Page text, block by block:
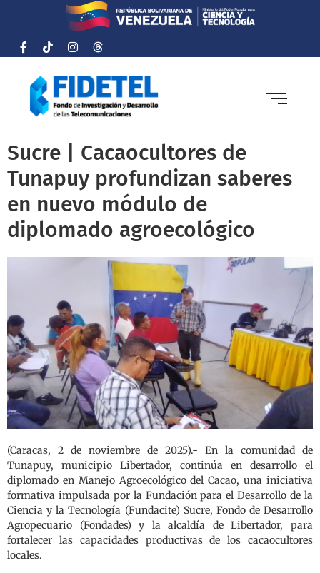
Sucre | Cacaocultores de
Tunapuy profundizan saberes
en nuevo módulo de
diplomado agroecológico
(Caracas, 2 de noviembre de 2025).- En la comunidad de
Tunapuy, municipio Libertador, continúa en desarrollo el
diplomado en Manejo Agroecológico del Cacao, una iniciativa
formativa impulsada por la Fundación para el Desarrollo de la
Ciencia y la Tecnología (Fundacite) Sucre, Fondo de Desarrollo
Agropecuario (Fondades) y la alcaldía de Libertador, para
fortalecer las capacidades productivas de los cacaocultores
locales.